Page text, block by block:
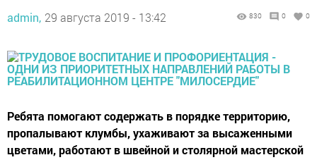
admin, 29 августа 2019 - 13:42 830 0 0
Ребята помогают содержать в порядке территорию,
пропалывают клумбы, ухаживают за высаженными
цветами, работают в швейной и столярной мастерской